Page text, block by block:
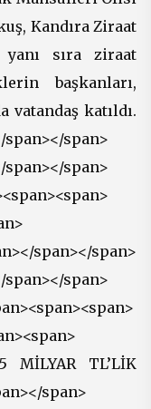
Kandıra Ziraat
yanı sıra ziraat
başkanları,
vatandaş katıldı.
span></span>
span></span>
span></span>
span></span>
MİLYAR TL’LİK
span>